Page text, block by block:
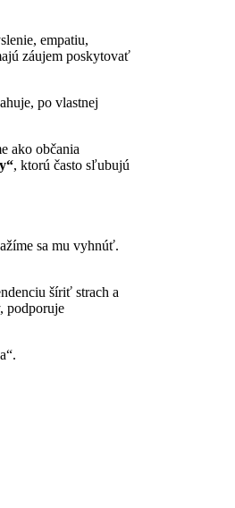
empatiu,
záujem poskytovať
po vlastnej
ako občania
, ktorú často sľubujú
sa mu vyhnúť.
šíriť strach a
podporuje